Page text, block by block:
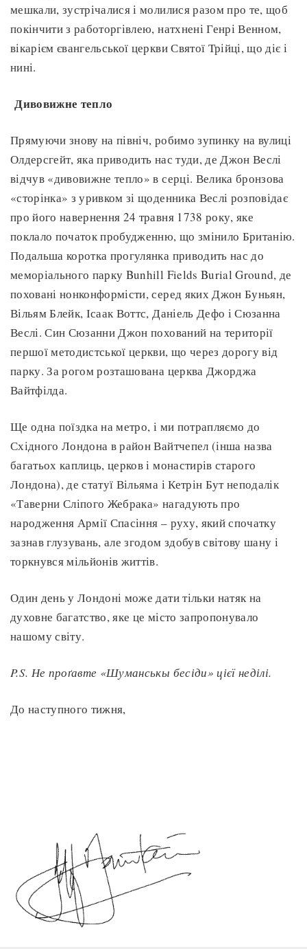
мешкали, зустрічалися і молилися разом про те, щоб
покінчити з работоргівлею, натхнені Генрі Венном,
вікарієм євангельської церкви Святої Трійці, що діє і
нині.
Дивовижне тепло
Прямуючи знову на північ, робимо зупинку на вулиці
Олдерсгейт, яка приводить нас туди, де Джон Веслі
відчув «дивовижне тепло» в серці. Велика бронзова
«сторінка» з уривком зі щоденника Веслі розповідає
про його навернення 24 травня 1738 року, яке
поклало початок пробудженню, що змінило Британію.
Подальша коротка прогулянка приводить нас до
меморіального парку Bunhill Fields Burial Ground, де
поховані нонконформісти, серед яких Джон Буньян,
Вільям Блейк, Ісаак Воттс, Даніель Дефо і Сюзанна
Веслі. Син Сюзанни Джон похований на території
першої методистської церкви, що через дорогу від
парку. За рогом розташована церква Джорджа
Вайтфілда.
Ще одна поїздка на метро, і ми потрапляємо до
Східного Лондона в район Вайтчепел (інша назва
багатьох каплиць, церков і монастирів старого
Лондона), де статуї Вільяма і Кетрін Бут неподалік
«Таверни Сліпого Жебрака» нагадують про
народження Армії Спасіння – руху, який спочатку
зазнав глузувань, але згодом здобув світову шану і
торкнувся мільйонів життів.
Один день у Лондоні може дати тільки натяк на
духовне багатство, яке це місто запропонувало
нашому світу.
P.S. Не проґавте «Шуманськы бесіди» цієї неділі.
До наступного тижня,